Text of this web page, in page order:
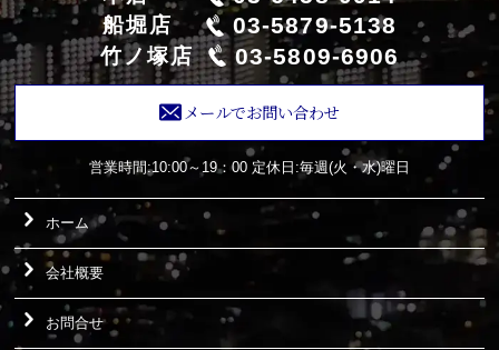
船堀店 03-5879-5138
竹ノ塚店 03-5809-6906
メールでお問い合わせ
営業時間:10:00～19：00 定休日:毎週(火・水)曜日
ホーム
会社概要
お問合せ